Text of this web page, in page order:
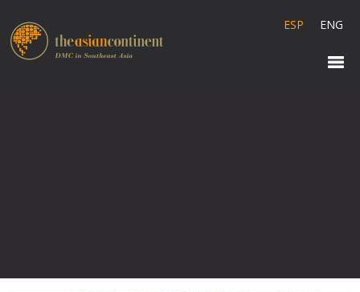
ESP ENG